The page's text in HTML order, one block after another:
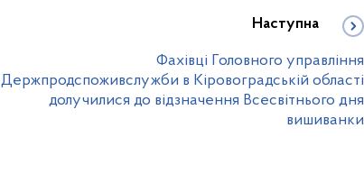
Наступна
Фахівці Головного управління
Держпродспоживслужби в Кіровоградській області
долучилися до відзначення Всесвітнього дня
вишиванки